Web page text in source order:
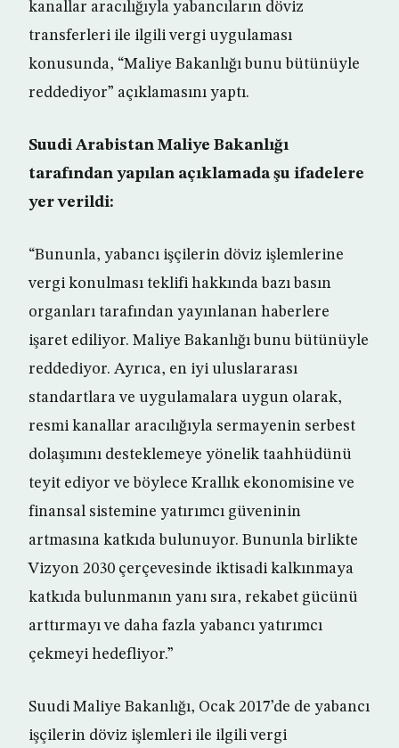
kanallar aracılığıyla yabancıların döviz
transferleri ile ilgili vergi uygulaması
konusunda, “Maliye Bakanlığı bunu bütünüyle
reddediyor” açıklamasını yaptı.
Suudi Arabistan Maliye Bakanlığı
tarafından yapılan açıklamada şu ifadelere
yer verildi:
“Bununla, yabancı işçilerin döviz işlemlerine
vergi konulması teklifi hakkında bazı basın
organları tarafından yayınlanan haberlere
işaret ediliyor. Maliye Bakanlığı bunu bütünüyle
reddediyor. Ayrıca, en iyi uluslararası
standartlara ve uygulamalara uygun olarak,
resmi kanallar aracılığıyla sermayenin serbest
dolaşımını desteklemeye yönelik taahhüdünü
teyit ediyor ve böylece Krallık ekonomisine ve
finansal sistemine yatırımcı güveninin
artmasına katkıda bulunuyor. Bununla birlikte
Vizyon 2030 çerçevesinde iktisadi kalkınmaya
katkıda bulunmanın yanı sıra, rekabet gücünü
arttırmayı ve daha fazla yabancı yatırımcı
çekmeyi hedefliyor.”
Suudi Maliye Bakanlığı, Ocak 2017’de de yabancı
işçilerin döviz işlemleri ile ilgili vergi